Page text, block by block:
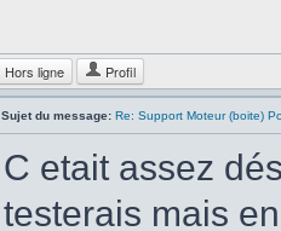
Hors ligne Profil
Sujet du message: Re: Support Moteur (boite)
C etait assez
testerais mais